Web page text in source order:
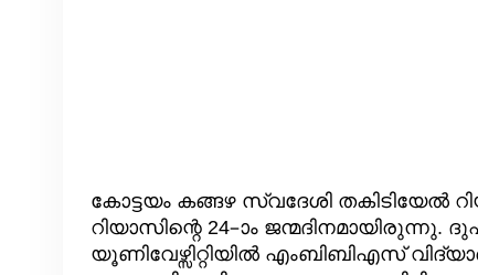
കോട്ടയം കങ്ങഴ സ്വദേശി തകിടിയേൽ
റിയാസിന്റെ 24–ാം
യൂണിവേഴ്സിറ്റിയിൽ എംബിബിഎസ്